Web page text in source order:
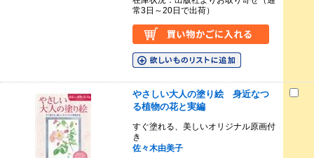
常3日～20日で出荷）
やさしい大人の塗り絵 身近なつ
る植物の花と実編
すぐ塗れる、美しいオリジナル原画付
き
佐々木由美子